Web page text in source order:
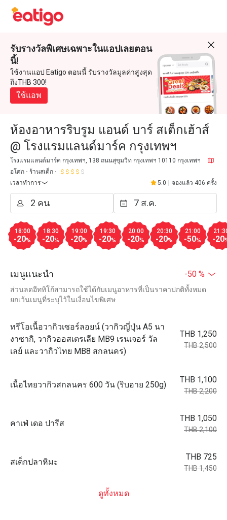
รับรางวัลพิเศษเฉพาะในแอปเลยตอน
นี้!
ใช้งานแอป Eatigo ตอนนี้ รับรางวัลมูลค่าสูงสุด
ถึงTHB 300!
ใช้แอพ
ห้องอาหารริบรูม แอนด์ บาร์ สเต็กเฮ้าส์
@ โรงแรมแลนด์มาร์ค กรุงเทพฯ
โรงแรมแลนด์มาร์ค กรุงเทพฯ, 138 ถนนสุขุมวิท กรุงเทพฯ 10110 กรุงเทพฯ
อโศก
ร้านสเต็ก
เวลาทำการ
5.0 จองแล้ว 406 ครั้ง
18:00
-20%
18:30
-20%
19:00
-20%
19:30
-20%
20:00
-20%
20:30
-20%
21:00
-50% -20
เมนูแนะนำ -50 %
ส่วนลดอีททิโก้สามารถใช้ได้กับเมนูอาหารที่เป็นราคาปกติทั้งหมด
ยกเว้นเมนูที่ระบุไว้ในเงื่อนไขพิเศษ
ทรีโอเนื้อวากิวเซอร์ลอยน์ (วากิวญี่ปุ่น A5 นา
งาซากิ, วากิวออสเตรเลีย MB9 เรนเจอร์ วัล
เลย์ และวากิวไทย MB8 สกลนคร)
THB 1,250
THB 2,500
เนื้อไทยวากิวสกลนคร 600 วัน (ริบอาย 250g)
THB 1,100
THB 2,200
คาเฟ่ เดอ ปารีส
THB 1,050
THB 2,100
สเต็กปลาหิมะ
THB 725
THB 1,450
ดูทั้งหมด